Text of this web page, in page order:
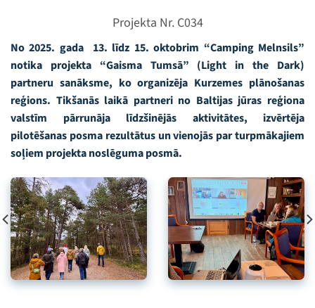
Projekta Nr. C034
No 2025. gada 13. līdz 15. oktobrim “Camping Melnsils”
notika projekta “Gaisma Tumsā” (Light in the Dark)
partneru sanāksme, ko organizēja Kurzemes plānošanas
reģions. Tikšanās laikā partneri no Baltijas jūras reģiona
valstīm pārrunāja līdzšinējās aktivitātes, izvērtēja
pilotēšanas posma rezultātus un vienojās par turpmākajiem
soļiem projekta noslēguma posmā.